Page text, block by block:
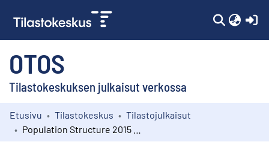
OTOS
Tilastokeskuksen julkaisut verkossa
Kokoelmat
Etusivu Tilastokeskus
Tilastojulkaisut